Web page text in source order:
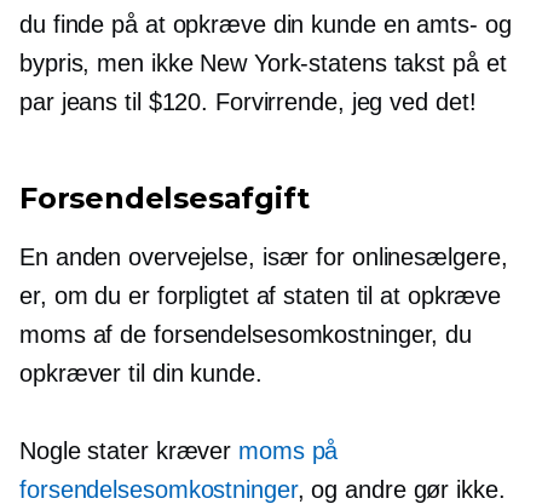
du finde på at opkræve din kunde en amts- og
bypris, men ikke New York-statens takst på et
par jeans til $120. Forvirrende, jeg ved det!
Forsendelsesafgift
En anden overvejelse, især for onlinesælgere,
er, om du er forpligtet af staten til at opkræve
moms af de forsendelsesomkostninger, du
opkræver til din kunde.
Nogle stater kræver moms på
forsendelsesomkostninger, og andre gør ikke.